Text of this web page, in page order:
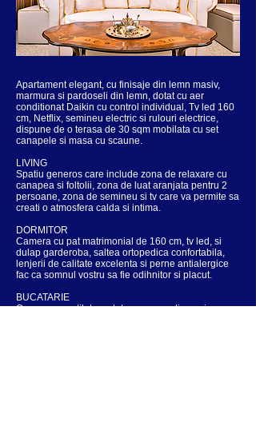
Apartament elegant, cu finisaje din lemn masiv,
marmura si pardoseli din lemn, dotat cu aer
conditionat Daikin cu control individual, Tv led 160
cm, Netflix, semineu electric si rulouri electrice,
dispune de o terasa de 30 sqm mobilata cu set
canapele si masa cu scaune.
LIVING
Spatiu generos care include zona de relaxare cu
canapea si foltolii, zona de luat aranjata pentru 2
persoane, zona de semineu si tv care va permite sa
creati o atmosfera calda si intima.
DORMITOR
Camera cu pat matrimonial de 160 cm, tv led, si
dulap garderoba, saltea ortopedica confortabila,
lenjerii de calitate excelenta si perne antialergice
fac ca somnul vostru sa fie odihnitor si placut.
BUCATARIE
Open space utilata cu tot cceace aveti nevoie